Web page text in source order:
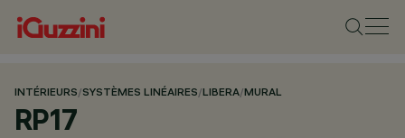
INTÉRIEURS/SYSTÈMES LINÉAIRES/LIBERA/MURAL
RP17